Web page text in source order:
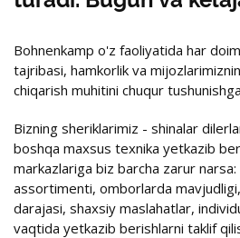
Bohnenkamp o'z faoliyatida har
tajribasi, hamkorlik va
chiqarish muhitini chuqur
Bizning sheriklarimiz - shinalar
boshqa maxsus texnika yetkazib
markazlariga biz barcha zarur
assortimenti, omborlarda
darajasi, shaxsiy maslahatlar,
vaqtida yetkazib berishlarni taklif